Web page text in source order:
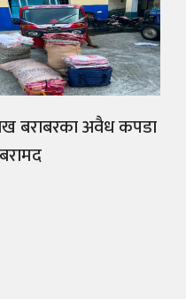
बराबरका अवैध कपडा